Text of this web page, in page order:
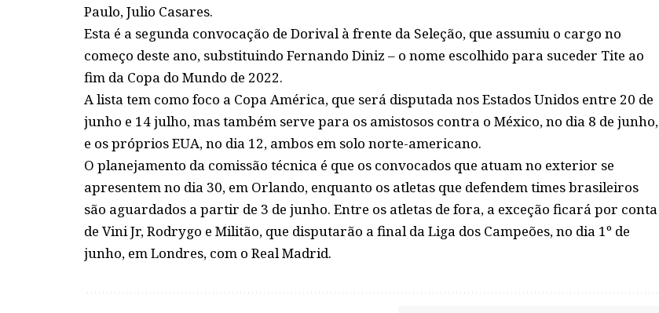
Paulo, Julio Casares.
Esta é a segunda convocação de Dorival à frente da Seleção, que assumiu o cargo no
começo deste ano, substituindo Fernando Diniz – o nome escolhido para suceder Tite ao
fim da Copa do Mundo de 2022.
A lista tem como foco a Copa América, que será disputada nos Estados Unidos entre 20 de
junho e 14 julho, mas também serve para os amistosos contra o México, no dia 8 de junho,
e os próprios EUA, no dia 12, ambos em solo norte-americano.
O planejamento da comissão técnica é que os convocados que atuam no exterior se
apresentem no dia 30, em Orlando, enquanto os atletas que defendem times brasileiros
são aguardados a partir de 3 de junho. Entre os atletas de fora, a exceção ficará por conta
de Vini Jr, Rodrygo e Militão, que disputarão a final da Liga dos Campeões, no dia 1º de
junho, em Londres, com o Real Madrid.